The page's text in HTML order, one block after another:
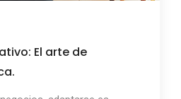
El arte de